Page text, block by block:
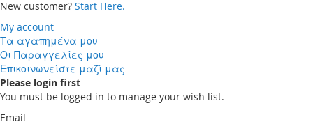
New customer? Start Here.
My account
Τα αγαπημένα μου
Οι Παραγγελίες μου
Επικοινωνείστε μαζί μας
Please login first
You must be logged in to manage your wish list.
Email